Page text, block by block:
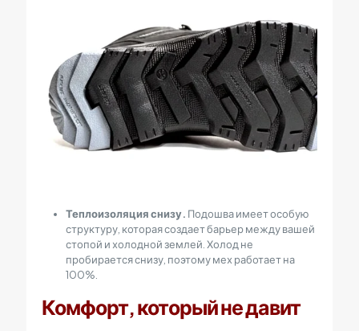
Теплоизоляция снизу. Подошва имеет особую
структуру, которая создает барьер между вашей
стопой и холодной землей. Холод не
пробирается снизу, поэтому мех работает на
100%.
Комфорт, который не давит